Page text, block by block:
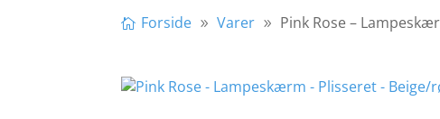
Forside Varer Pink Rose –